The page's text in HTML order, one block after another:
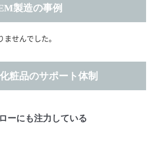
製造の事例
せんでした。
粧品のサポート体制
ーにも注力している